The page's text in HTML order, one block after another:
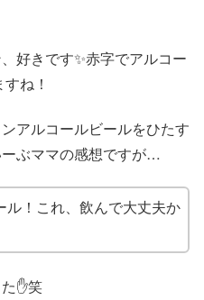
好きです✨赤字でアルコー
ね！
アルコールビールをひたす
ぶママの感想ですが…
ル！これ、飲んで大丈夫か
✋笑